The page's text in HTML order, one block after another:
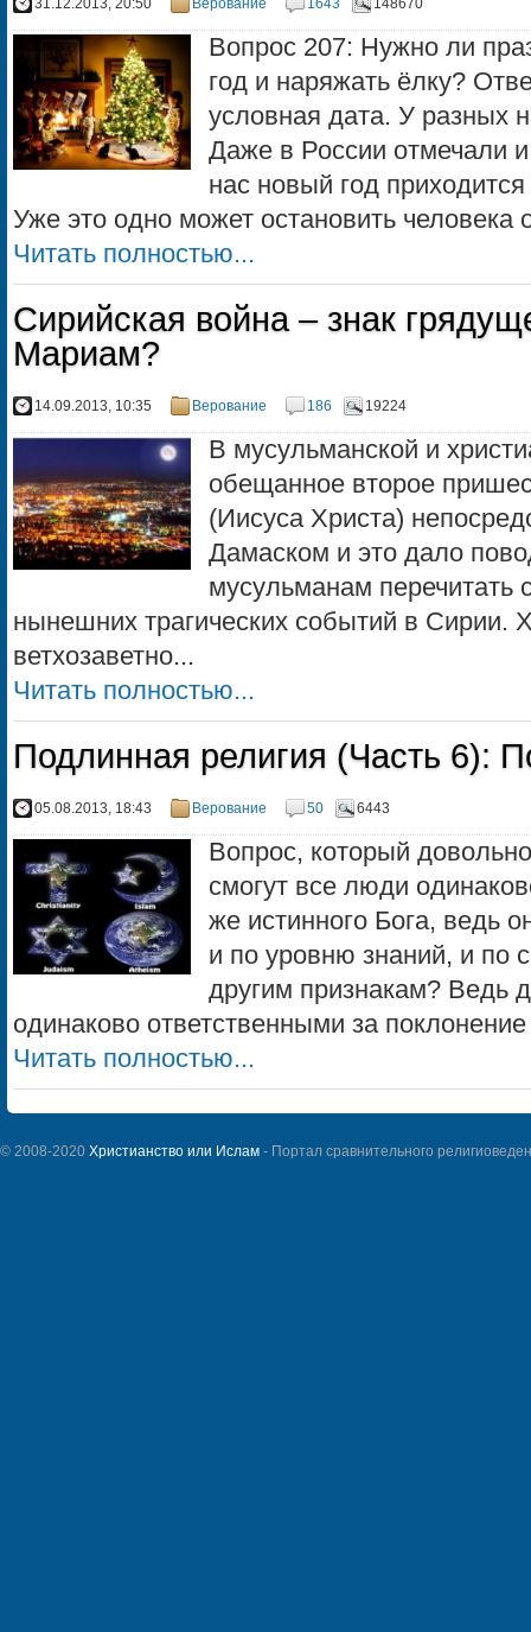
Вопрос 207: Нужно ли
год и наряжать ёлку?
условная дата. У разных
Даже в России отмечали
нас новый год
Уже это одно может остановить человека
Читать полностью...
Сирийская война – знак
Мариам?
14.09.2013, 10:35 Верование 186 19224
В мусульманской и
обещанное второе
(Иисуса Христа)
Дамаском и это дало
мусульманам перечитать
нынешних трагических событий в Сирии.
ветхозаветно...
Читать полностью...
Подлинная религия (Часть 6):
05.08.2013, 18:43 Верование 50 6443
Вопрос, который
смогут все люди
же истинного Бога, ведь
и по уровню знаний, и по
другим признакам? Ведь
одинаково ответственными за
Читать полностью...
© 2008-2020 Христианство или Ислам - Портал сравнительного